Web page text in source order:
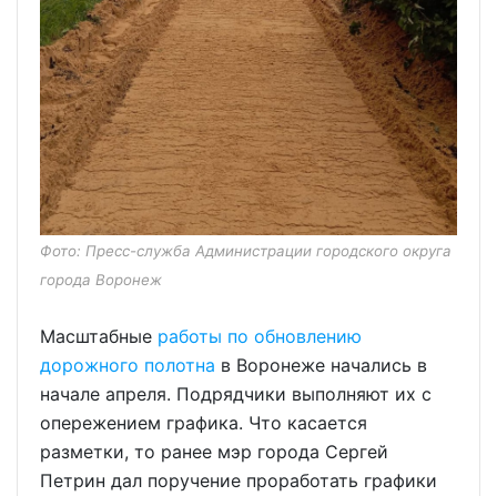
Фото: Пресс-служба Администрации городского округа
города Воронеж
Масштабные работы по обновлению
дорожного полотна в Воронеже начались в
начале апреля. Подрядчики выполняют их с
опережением графика. Что касается
разметки, то ранее мэр города Сергей
Петрин дал поручение проработать графики